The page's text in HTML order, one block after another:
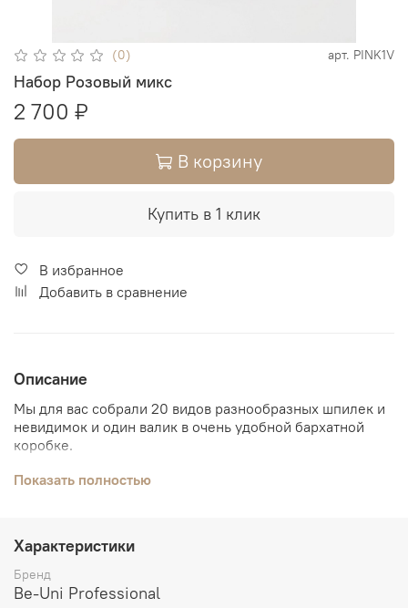
(0) арт. PINK1V
Набор Розовый микс
2 700 ₽
В корзину
Купить в 1 клик
В избранное
Добавить в сравнение
Описание
Мы для вас собрали 20 видов разнообразных шпилек и
невидимок и один валик в очень удобной бархатной
коробке.
Общий вес коробки составляет 600 гр.
Показать полностью
Характеристики
Бренд
Be-Uni Professional